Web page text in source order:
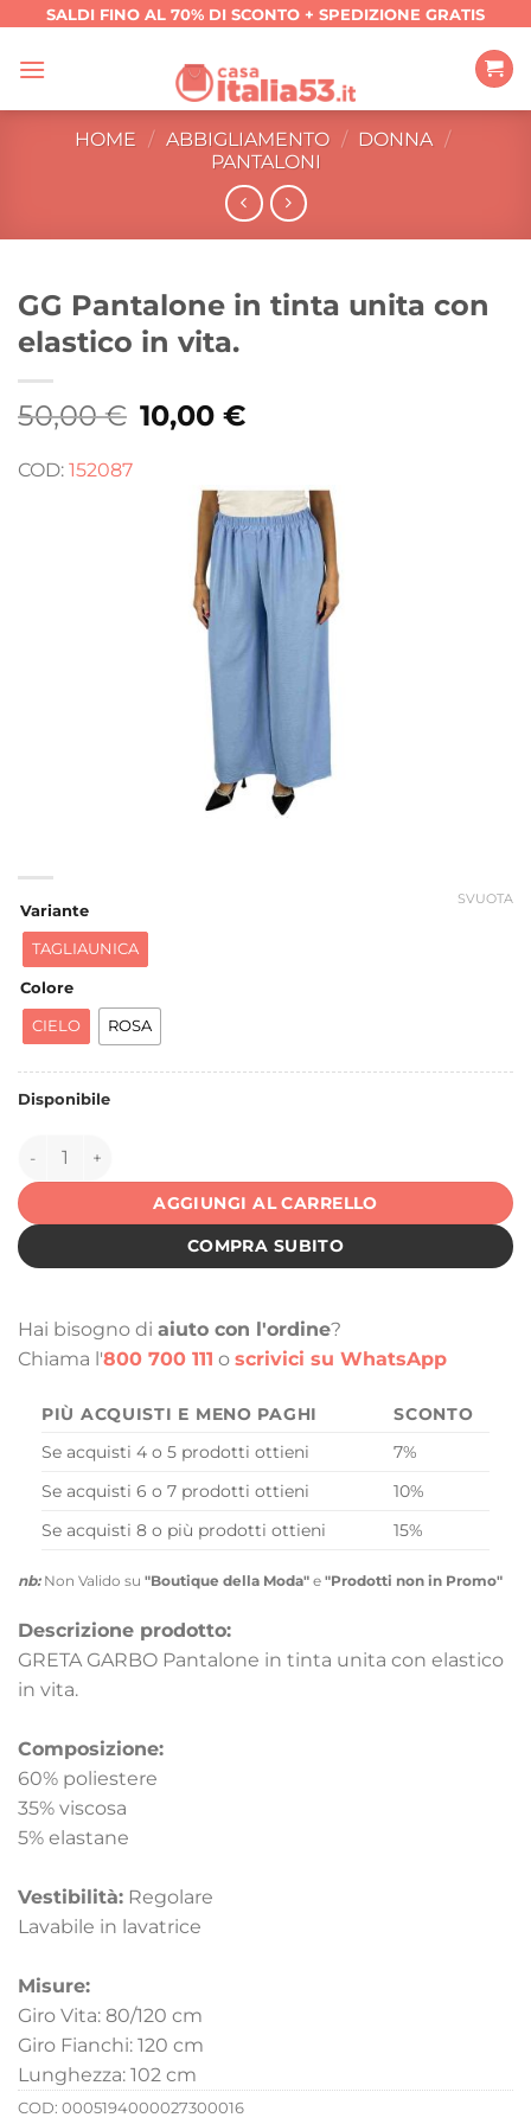
contenuti
SALDI FINO AL 70% DI SCONTO + SPEDIZIONE GRATIS
HOME / ABBIGLIAMENTO / DONNA /
PANTALONI
GG Pantalone in tinta unita con
elastico in vita.
50,00€ Il
prezzo
50,00 €.
10,00€Il
prezzo
10,00 €.
COD: 152087
Variante
TAGLIAUNICA
Colore
CIELO ROSA
SVUOTA
Disponibile
152087 quantità
AGGIUNGI AL CARRELLO
COMPRA SUBITO
Hai bisogno di aiuto con l'ordine?
Chiama l'800 700 111 o scrivici su WhatsApp
PIÙ ACQUISTI E MENO PAGHI
SCONTO
Se acquisti 4 o 5 prodotti ottieni
7%
Se acquisti 6 o 7 prodotti ottieni
10%
Se acquisti 8 o più prodotti ottieni
15%
nb:Non Valido su "Boutique della Moda" e "Prodotti non in Promo"
Descrizione prodotto:
GRETA GARBO Pantalone in tinta unita con elastico
in vita.
Composizione:
60% poliestere
35% viscosa
5% elastane
Vestibilità: Regolare
Lavabile in lavatrice
Misure:
Giro Vita: 80/120 cm
Giro Fianchi: 120 cm
Lunghezza: 102 cm
COD: 0005194000027300016